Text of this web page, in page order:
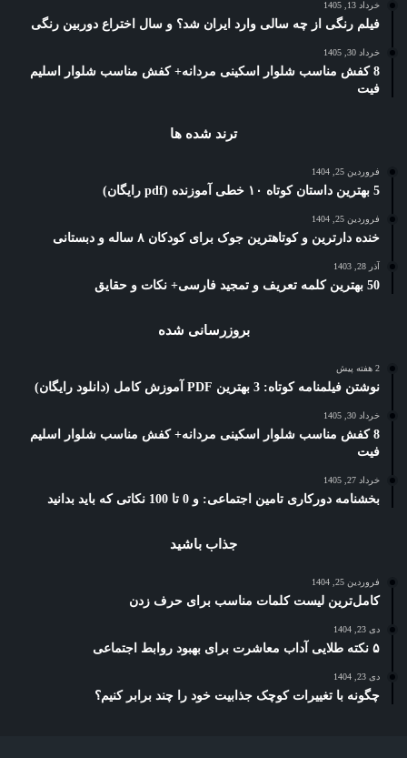
خرداد 13, 1405
فیلم رنگی از چه سالی وارد ایران شد؟ و سال اختراع دوربین رنگی
خرداد 30, 1405
8 کفش مناسب شلوار اسکینی مردانه+ کفش مناسب شلوار اسلیم
فیت
ترند شده ها
فروردین 25, 1404
5 بهترین داستان کوتاه ۱۰ خطی آموزنده (pdf رایگان)
فروردین 25, 1404
خنده دارترین و کوتاهترین جوک برای کودکان ۸ ساله و دبستانی
آذر 28, 1403
50 بهترین کلمه تعریف و تمجید فارسی+ نکات و حقایق
بروزرسانی شده
2 هفته پیش
نوشتن فیلمنامه کوتاه: 3 بهترین PDF آموزش کامل (دانلود رایگان)
خرداد 30, 1405
8 کفش مناسب شلوار اسکینی مردانه+ کفش مناسب شلوار اسلیم
فیت
خرداد 27, 1405
بخشنامه دورکاری تامین اجتماعی: و 0 تا 100 نکاتی که باید بدانید
جذاب باشید
فروردین 25, 1404
کامل‌ترین لیست کلمات مناسب برای حرف زدن
دی 23, 1404
۵ نکته طلایی آداب معاشرت برای بهبود روابط اجتماعی
دی 23, 1404
چگونه با تغییرات کوچک جذابیت خود را چند برابر کنیم؟